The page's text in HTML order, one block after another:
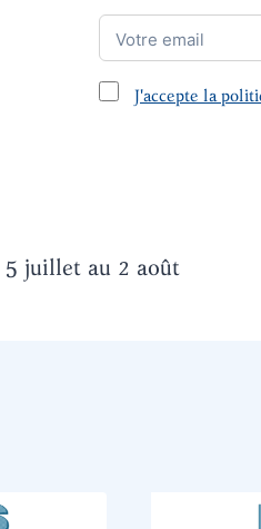
J'accepte la
5 juillet au 2 août